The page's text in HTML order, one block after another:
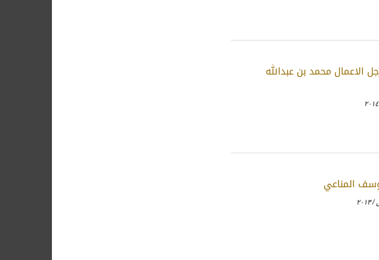
الاعمال محمد بن عبدالله
المناعي